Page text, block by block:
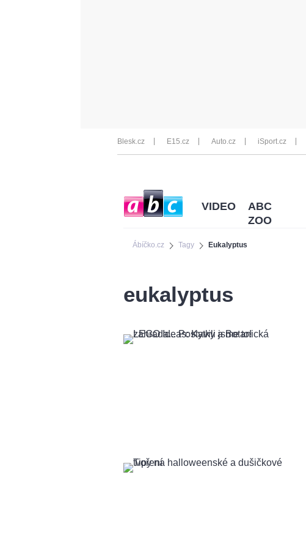
Blesk.cz E15.cz Auto.cz iSport.cz
Ábíčko.cz Tagy Eukalyptus
VIDEO
ABC
ZOO
eukalyptus